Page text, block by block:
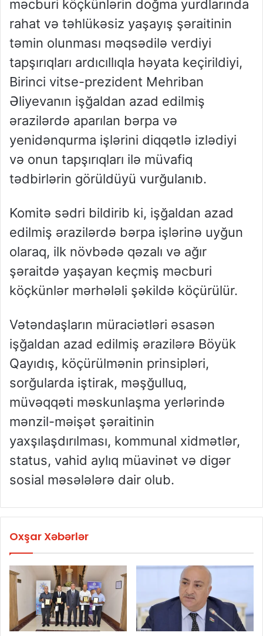
məcburi köçkünlərin doğma yurdlarında
rahat və təhlükəsiz yaşayış şəraitinin
təmin olunması məqsədilə verdiyi
tapşırıqları ardıcıllıqla həyata keçirildiyi,
Birinci vitse-prezident Mehriban
Əliyevanın işğaldan azad edilmiş
ərazilərdə aparılan bərpa və
yenidənqurma işlərini diqqətlə izlədiyi
və onun tapşırıqları ilə müvafiq
tədbirlərin görüldüyü vurğulanıb.
Komitə sədri bildirib ki, işğaldan azad
edilmiş ərazilərdə bərpa işlərinə uyğun
olaraq, ilk növbədə qəzalı və ağır
şəraitdə yaşayan keçmiş məcburi
köçkünlər mərhələli şəkildə köçürülür.
Vətəndaşların müraciətləri əsasən
işğaldan azad edilmiş ərazilərə Böyük
Qayıdış, köçürülmənin prinsipləri,
sorğularda iştirak, məşğulluq,
müvəqqəti məskunlaşma yerlərində
mənzil-məişət şəraitinin
yaxşılaşdırılması, kommunal xidmətlər,
status, vahid aylıq müavinət və digər
sosial məsələlərə dair olub.
Oxşar Xəbərlər